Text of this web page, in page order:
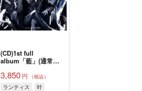
(CD)1st full
album「藍」(通常盤)/
3,850 円 （税込）
ランティス
叶